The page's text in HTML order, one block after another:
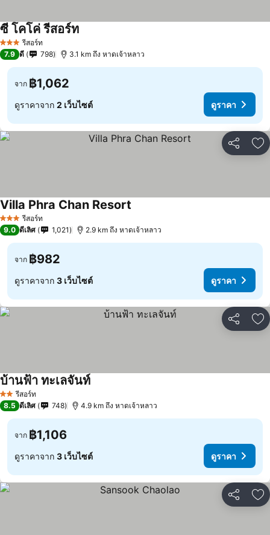
3 ดาว รีสอร์ท
ซี โคโค่ รีสอร์ทดูราคา
7.9 ดี 798 3.1 km ถึง หาดเจ้าหลาว
จาก ฿1,062
ดูราคาจาก 2 เว็บไซต์ ดูราคา
แชร์ เ
3 ดาว รีสอร์ท
Villa Phra Chan Resort
9.0 ดีเลิศ 1,021 2.9 km ถึง หาดเจ้าหลาว
จาก ฿982
ดูราคาจาก 3 เว็บไซต์ ดูราคา
แชร์ เ
2 ดาวรีสอร์ท
บ้านฟ้า ทะเลจันท์ดูราคา
8.5 ดีเลิศ 748 4.9 km ถึง หาดเจ้าหลาว
จาก ฿1,106
ดูราคาจาก 3 เว็บไซต์ ดูราคา
แชร์ เ